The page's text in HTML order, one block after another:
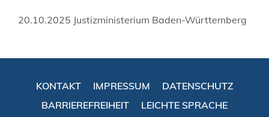
20.10.2025 Justizministerium Baden-Württemberg
KONTAKT IMPRESSUM
DATENSCHUTZ
BARRIEREFREIHEIT
LEICHTE SPRACHE